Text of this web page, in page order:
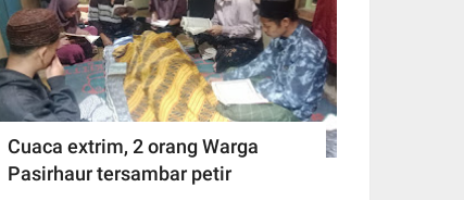
Cuaca extrim, 2 orang Warga
Pasirhaur tersambar petir